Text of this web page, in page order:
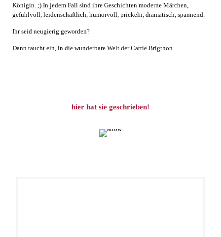
Königin. ;) In jedem Fall sind ihre Geschichten moderne Märchen,
gefühlvoll, leidenschaftlich, humorvoll, prickeln, dramatisch, spannend.
Ihr seid neugierig geworden?
Dann taucht ein, in die wunderbare Welt der Carrie Brigthon.
hier hat sie geschrieben!